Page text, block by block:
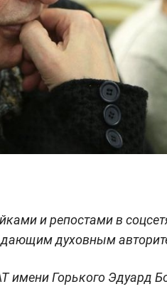
и репостами в
духовным
имени Горького Эдуард